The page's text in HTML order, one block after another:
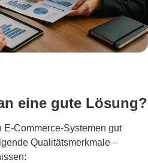
eine gute Lösung?
Commerce-Systemen gut
Qualitätsmerkmale –